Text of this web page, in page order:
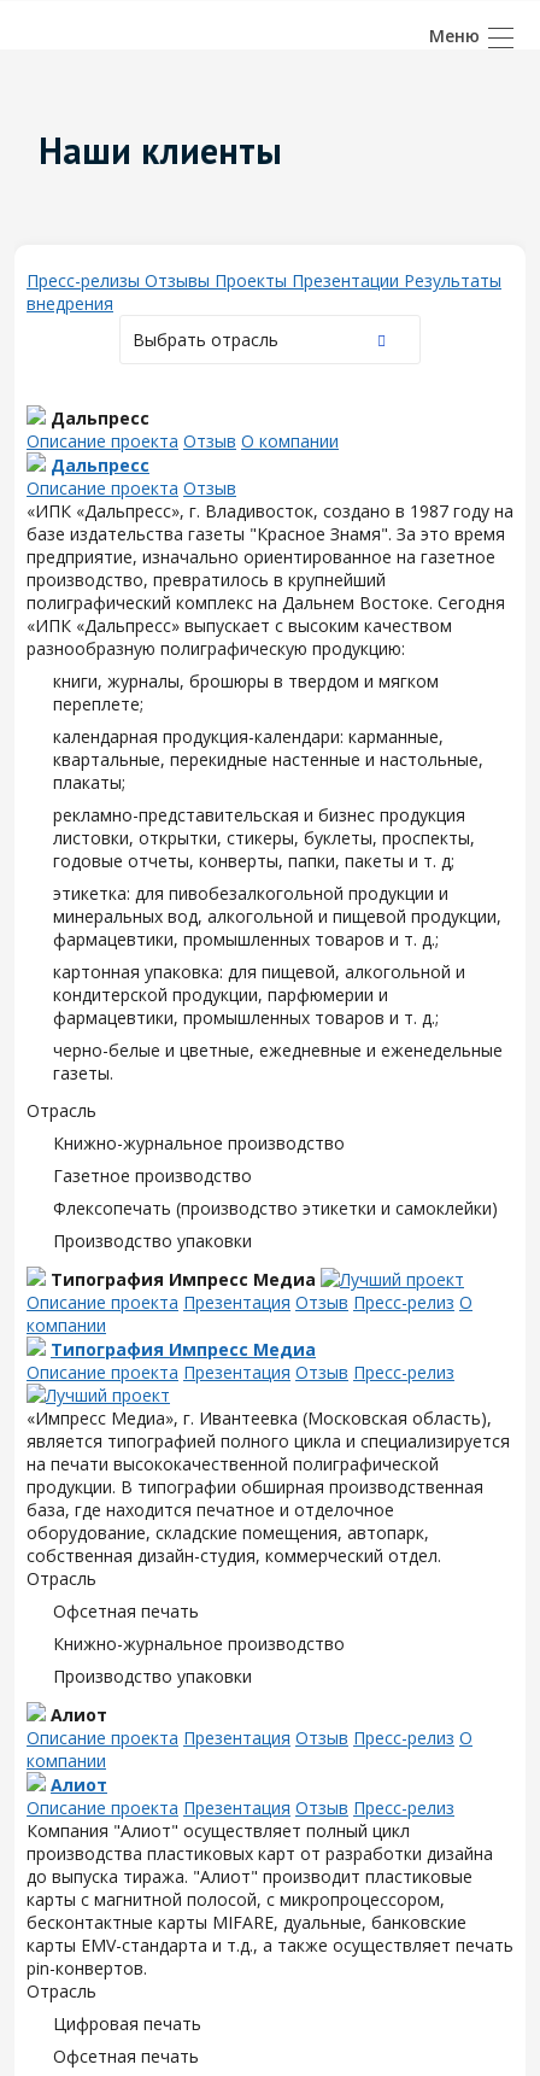
Наши клиенты
Пресс-релизы Отзывы Проекты Презентации Результаты
внедрения
Выбрать отрасль
Дальпресс
Описание проекта Отзыв О компании
Дальпресс
Описание проекта Отзыв
«ИПК «Дальпресс», г. Владивосток, создано в 1987 году на
базе издательства газеты "Красное Знамя". За это время
предприятие, изначально ориентированное на газетное
производство, превратилось в крупнейший
полиграфический комплекс на Дальнем Востоке. Сегодня
«ИПК «Дальпресс» выпускает с высоким качеством
разнообразную полиграфическую продукцию:
книги, журналы, брошюры в твердом и мягком
переплете;
календарная продукция-календари: карманные,
квартальные, перекидные настенные и настольные,
плакаты;
рекламно-представительская и бизнес продукция
листовки, открытки, стикеры, буклеты, проспекты,
годовые отчеты, конверты, папки, пакеты и т. д;
этикетка: для пивобезалкогольной продукции и
минеральных вод, алкогольной и пищевой продукции,
фармацевтики, промышленных товаров и т. д.;
картонная упаковка: для пищевой, алкогольной и
кондитерской продукции, парфюмерии и
фармацевтики, промышленных товаров и т. д.;
черно-белые и цветные, ежедневные и еженедельные
газеты.
Отрасль
Книжно-журнальное производство
Газетное производство
Флексопечать (производство этикетки и самоклейки)
Производство упаковки
Типография Импресс Медиа
Описание проекта Презентация Отзыв Пресс-релиз О
компании
Типография Импресс Медиа
Описание проекта Презентация Отзыв Пресс-релиз
«Импресс Медиа», г. Ивантеевка (Московская область),
является типографией полного цикла и специализируется
на печати высококачественной полиграфической
продукции. В типографии обширная производственная
база, где находится печатное и отделочное
оборудование, складские помещения, автопарк,
собственная дизайн-студия, коммерческий отдел.
Отрасль
Офсетная печать
Книжно-журнальное производство
Производство упаковки
Алиот
Описание проекта Презентация Отзыв Пресс-релиз О
компании
Алиот
Описание проекта Презентация Отзыв Пресс-релиз
Компания "Алиот" осуществляет полный цикл
производства пластиковых карт от разработки дизайна
до выпуска тиража. "Алиот" производит пластиковые
карты с магнитной полосой, с микропроцессором,
бесконтактные карты MIFARE, дуальные, банковские
карты EMV-стандарта и т.д., а также осуществляет печать
pin-конвертов.
Отрасль
Цифровая печать
Офсетная печать